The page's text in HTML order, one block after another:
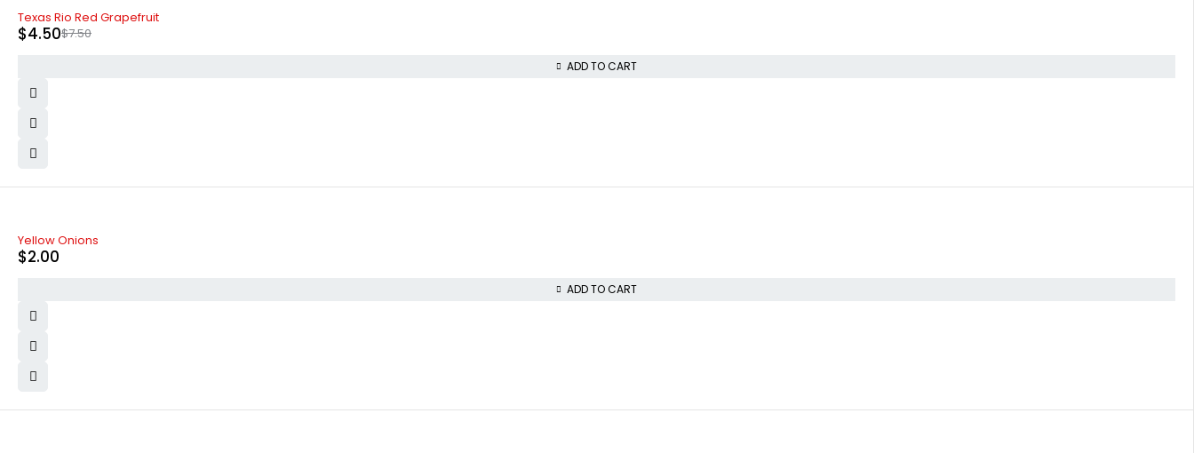
-40%
Texas Rio Red Grapefruit
$7.50
$4.50
ADD TO CART
Yellow Onions
$2.00
ADD TO CART